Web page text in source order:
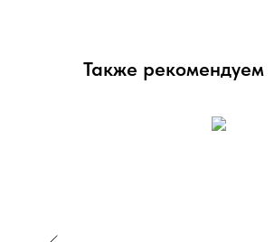
Также рекомендуем